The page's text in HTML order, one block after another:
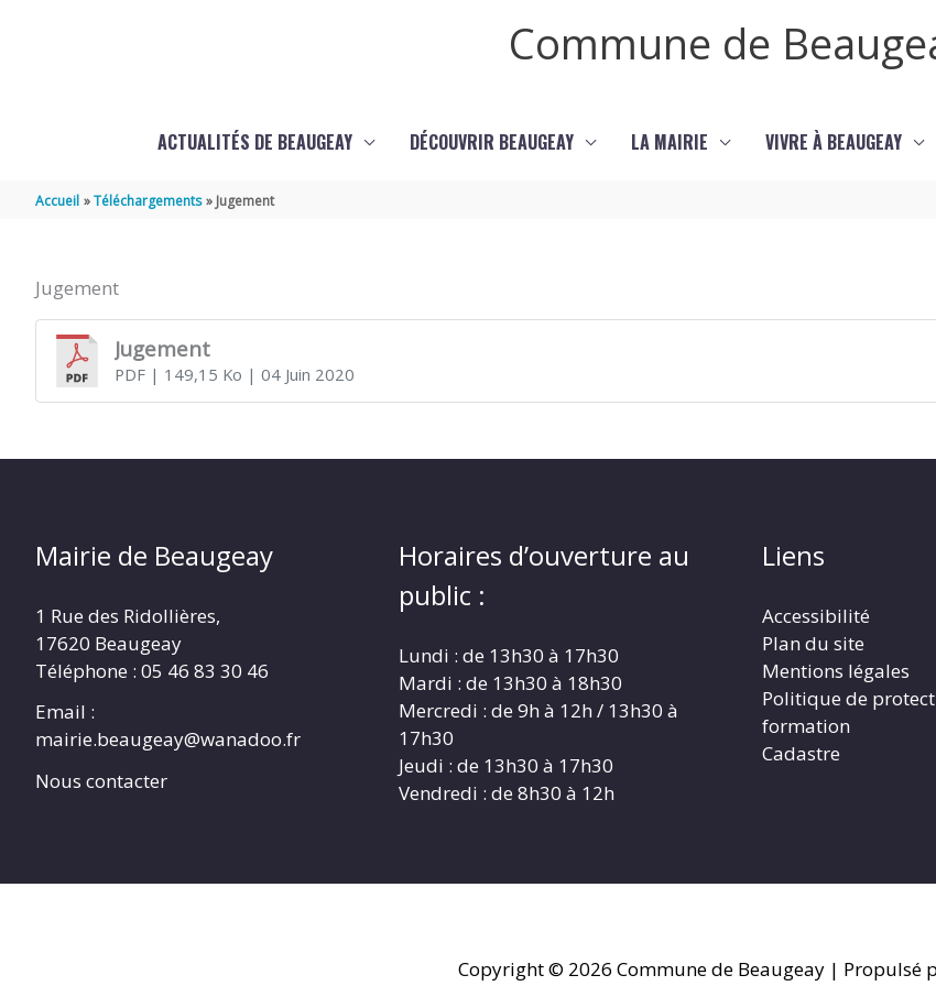
Commune de
ACTUALITÉS DE BEAUGEAY DÉCOUVRIR BEAUGEAY LA MAIRIE VIVRE À BEAUGEAY
Accueil Téléchargements Jugement
Jugement
Jugement
PDF| 149,15 Ko | 04 Juin 2020
Mairie de Beaugeay
1 Rue des Ridollières,
17620 Beaugeay
Téléphone : 05 46 83 30 46
Email :
mairie.beaugeay@wanadoo.fr
Nous contacter
Horaires d’ouverture au
public :
Lundi : de 13h30 à 17h30
Mardi : de 13h30 à 18h30
Mercredi : de 9h à 12h / 13h30 à
17h30
Jeudi : de 13h30 à 17h30
Vendredi : de 8h30 à 12h
Liens
Accessibilité
Plan du site
Mentions légales
Politique de
formation
Cadastre
Copyright © 2026 Commune de Beaugeay | Propulsé